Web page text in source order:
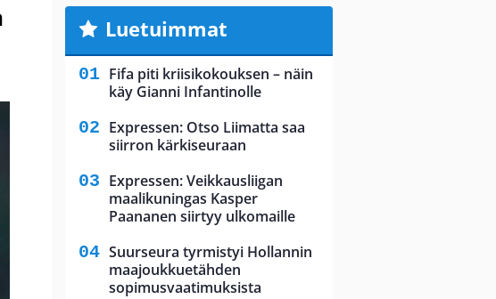
Luetuimmat
Fifa piti kriisikokouksen – näin
käy Gianni Infantinolle
Expressen: Otso Liimatta saa
siirron kärkiseuraan
Expressen: Veikkausliigan
maalikuningas Kasper
Paananen siirtyy ulkomaille
Suurseura tyrmistyi Hollannin
maajoukkuetähden
sopimusvaatimuksista